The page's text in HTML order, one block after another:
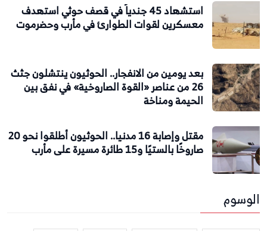
استشهاد 45 جندياً في قصف حوثي استهدف
معسكرين لقوات الطوارئ في مأرب وحضرموت
بعد يومين من الانفجار.. الحوثيون ينتشلون جثث
26 من عناصر «القوة الصاروخية» في نفق بين
الحيمة ومناخة
مقتل وإصابة 16 مدنيا.. الحوثيون أطلقوا نحو 20
صاروخًا بالستيًا و15 طائرة مسيرة على مأرب
الوسوم